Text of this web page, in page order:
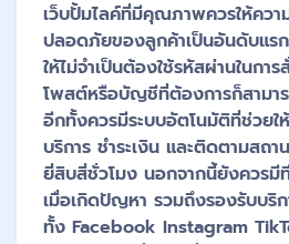
เว็บปั้มไลค์ที่มีคุณภาพควรให้คว
ปลอดภัยของลูกค้าเป็นอันดับแร
ให้ไม่จำเป็นต้องใช้รหัสผ่านในกา
โพสต์หรือบัญชีที่ต้องการก็สามาร
อีกทั้งควรมีระบบอัตโนมัติที่ช่วยใ
บริการ ชำระเงิน และติดตามสถ
ยี่สิบสี่ชั่วโมง นอกจากนี้ยังควรมี
เมื่อเกิดปัญหา รวมถึงรองรับบริ
ทั้ง Facebook Instagram